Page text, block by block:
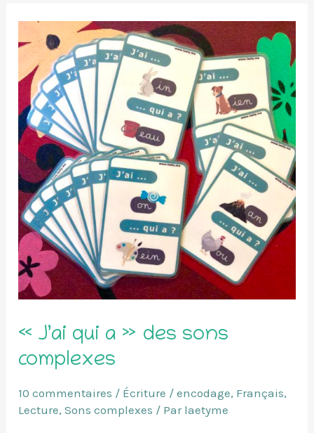
« J’ai qui a » des sons
complexes
10 commentaires / Écriture / encodage, Français,
Lecture,Sons complexes / Par laetyme